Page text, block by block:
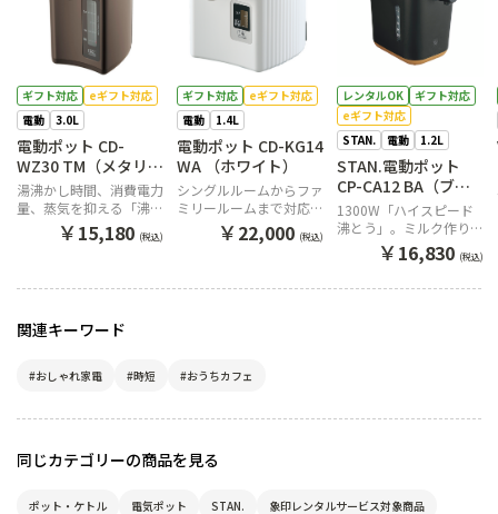
ギフト対応
eギフト対応
電動
3.0L
電動ポット CD-
WZ30 TM（メタリッ
クブラウン）
湯沸かし時間、消費電力
量、蒸気を抑える「沸と
うセーブ」（選択式）
￥15,180 (税込)
ギフト対応
eギフト対応
電動
1.4L
電動ポット CD-KG14
WA （ホワイト）
シングルルームからファ
ミリールームまで対応！
1.4Lサイズ
￥22,000 (税込)
レンタルOK
ギフト対応
eギフト対応
STAN.
電動 1.2L
STAN.電動ポット
CP-CA12 BA（ブラ
ック）
1300W「ハイスピード
沸とう」。ミルク作りに
便利な70℃保温
￥16,830 (税込)
関連キーワード
#おしゃれ家電 #時短 #おうちカフェ
同じカテゴリーの商品を見る
ポット・ケトル 電気ポット STAN.
象印レンタルサービス対象商品